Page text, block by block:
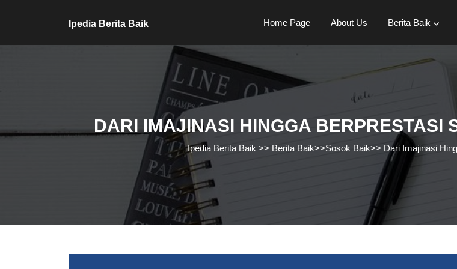
Ipedia Berita Baik Home Page About Us Berita Baik
DARI IMAJINASI HINGGA BERPRESTASI
Ipedia Berita Baik >> Berita Baik>>Sosok Baik>> Dari Imajinasi